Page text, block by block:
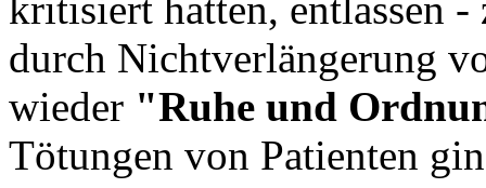
durch Nichtverlängerung
wieder "Ruhe und
Tötungen von Patienten